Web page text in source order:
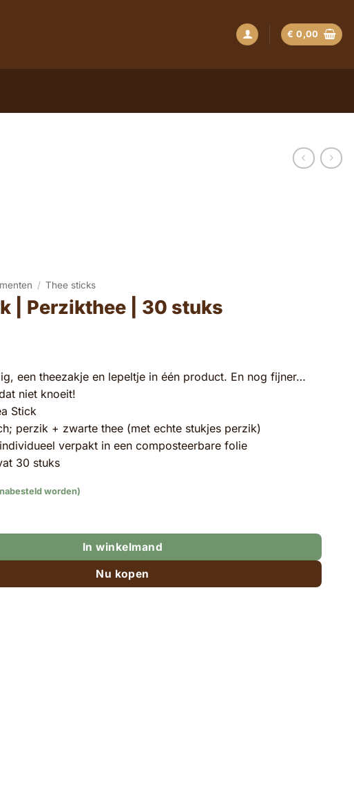
€ 0,00
/ Thee sticks
| Perzikthee | 30 stuks
een theezakje en lepeltje in één product. En nog fijner…
niet knoeit!
Stick
perzik + zwarte thee (met echte stukjes perzik)
verpakt in een composteerbare folie
30 stuks
worden)
| 30 stuks aantal
In winkelmand
Nu kopen